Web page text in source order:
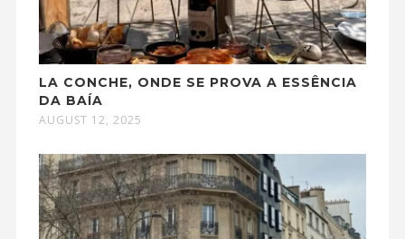
LA CONCHE, ONDE SE PROVA A ESSÊNCIA
DA BAÍA
AUGUST 12, 2025